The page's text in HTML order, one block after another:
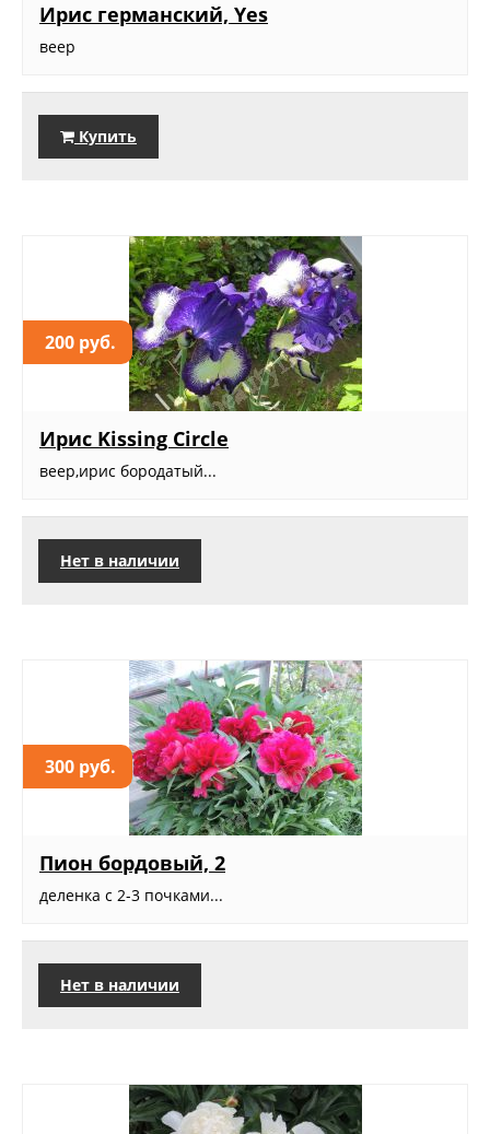
Ирис германский, Yes
веер
Купить
200 руб.
Ирис Kissing Circle
веер,ирис бородатый...
Нет в наличии
300 руб.
Пион бордовый, 2
деленка с 2-3 почками...
Нет в наличии